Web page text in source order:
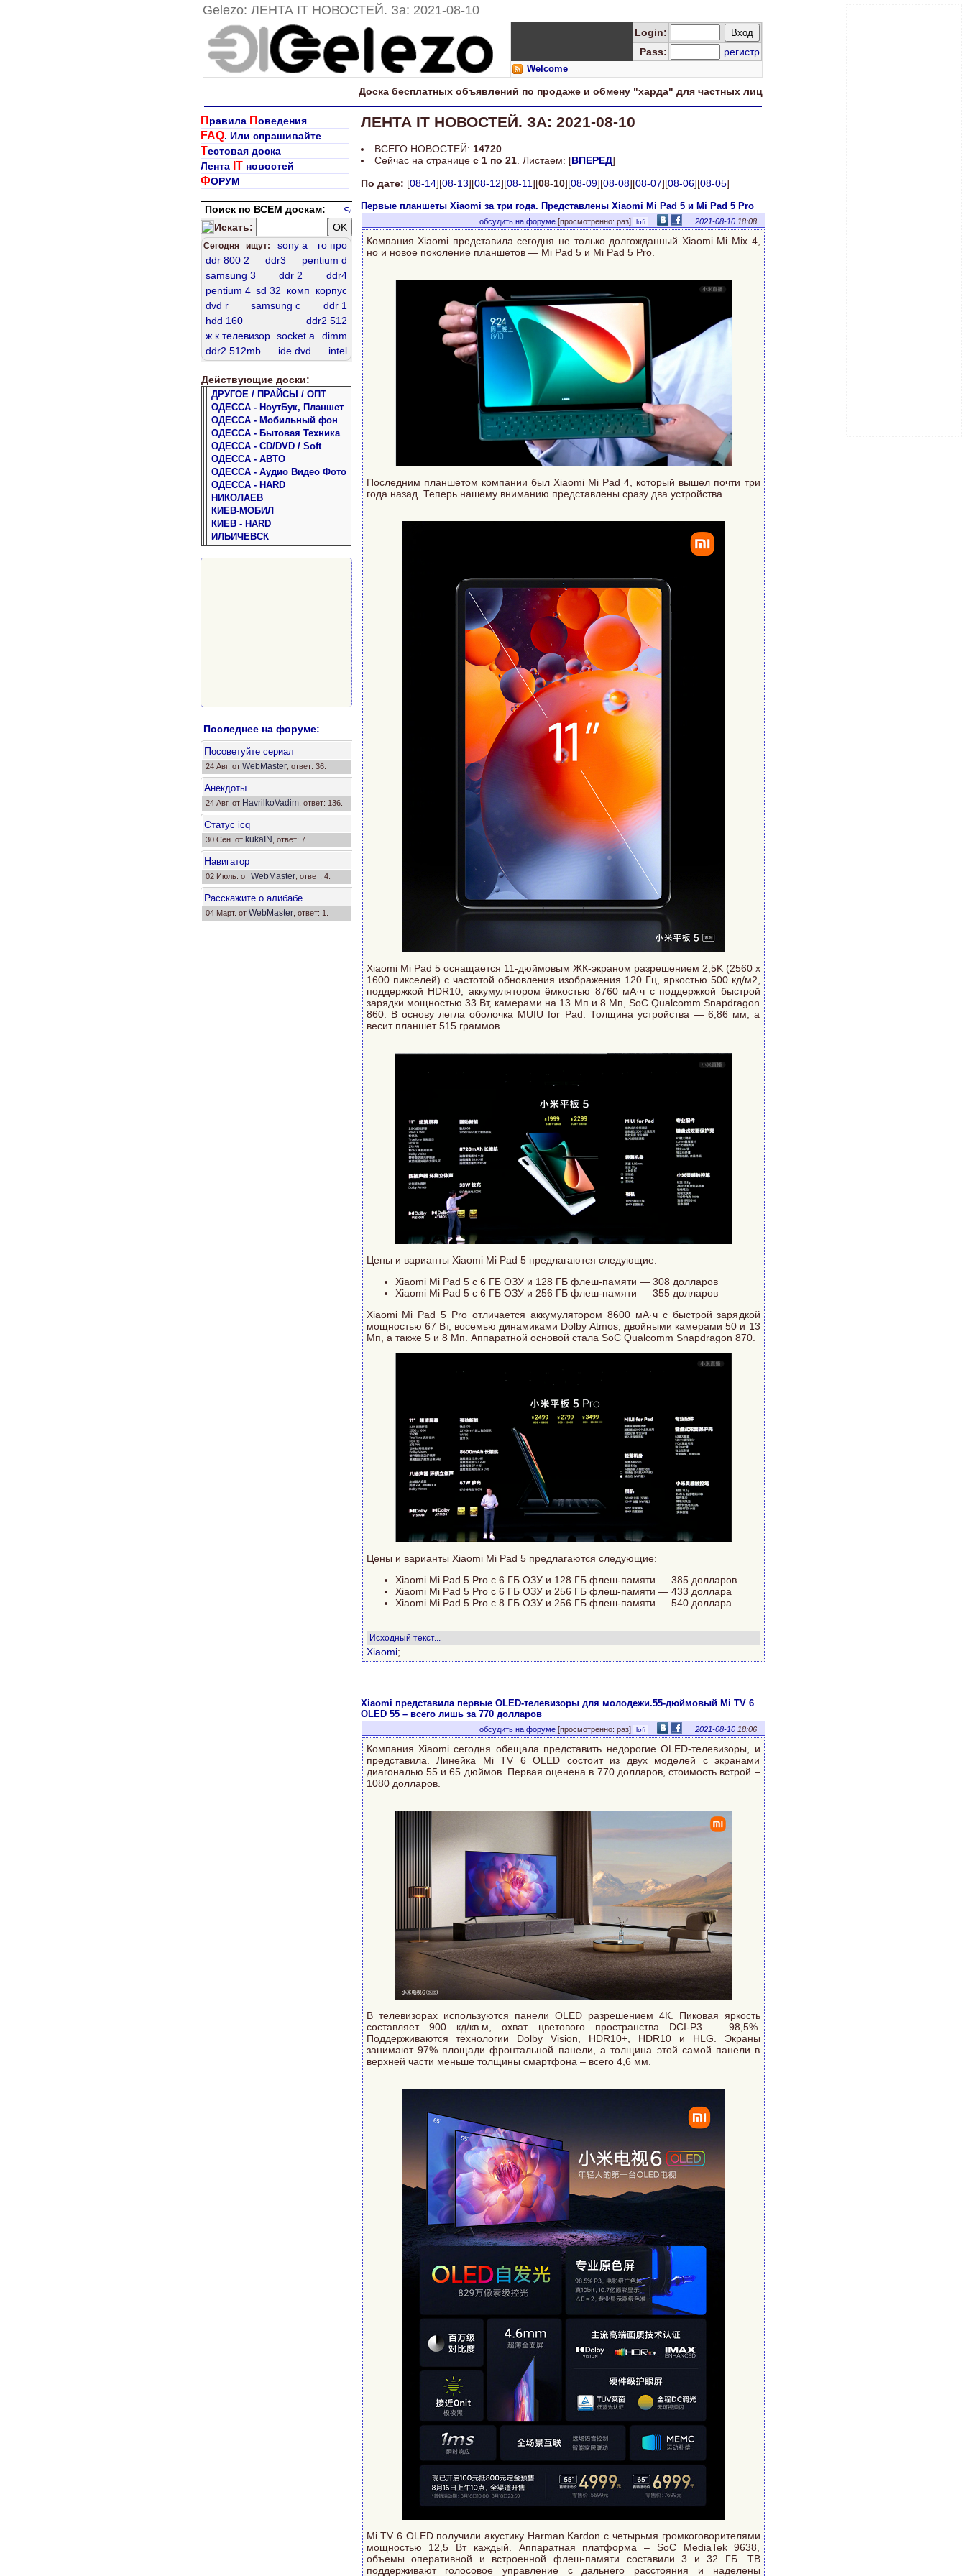
Gelezo: ЛЕНТА IT НОВОСТЕЙ. За: 2021-08-10
Login:
Pass:
регистр
Welcome
Доска бесплатных объявлений по продаже и обмену "харда" для частных лиц
П равила Поведения
FAQ. Или спрашивайте
Тестовая доска
Лента ITновостей
ФОРУМ
Поиск по ВСЕМ доскам:
Искать:
Сегодня ищут: sony a
го про
ddr 800 2
ddr3
pentium d
samsung 3
ddr 2
ddr4
pentium 4 sd 32 комп
корпус
dvd r
samsung c
ddr 1
hdd 160
ddr2 512
ж к телевизор socket а
dimm
ddr2 512mb
ide dvd
intel
core i
ssd 256
pentium 3
ddr2 667
ddr 8gb
ddr3 4gb
ddr 2gb
ddr3 1600
ddr 4
ddr3 8 gb
ddr2 800
g 200
теле жк sata 160
Действующие доски:
ДРУГОЕ / ПРАЙСЫ / ОПТ
ОДЕССА - НоутБук, Планшет
ОДЕССА - Мобильный фон
ОДЕССА - Бытовая Техника
ОДЕССА - CD/DVD / Soft
ОДЕССА - АВТО
ОДЕССА - Аудио Видео Фото
ОДЕССА - HARD
НИКОЛАЕВ
КИЕВ-МОБИЛ
КИЕВ - HARD
ИЛЬИЧЕВСК
Последнее на форуме:
Посоветуйте сериал
24 Авг. от WebMaster, ответ: 36.
Анекдоты
24 Авг. от HavrilkoVadim, ответ: 136.
Статус icq
30 Сен. от kukaIN , ответ: 7.
Навигатор
02 Июль. от WebMaster, ответ: 4.
Расскажите о алибабе
04 Март. от WebMaster, ответ: 1.
ЛЕНТА IT НОВОСТЕЙ. ЗА: 2021-08-10
ВСЕГО НОВОСТЕЙ: 14720.
Сейчас на странице c 1 по 21. Листаем: [ВПЕРЕД]
По дате: [08-14][08-13][08-12][08-11][08-10][08-09][08-08][08-07][08-06][08-05]
Первые планшеты Xiaomi за три года. Представлены Xiaomi Mi Pad 5 и Mi Pad 5 Pro
обсудить на форуме [просмотренно: раз] lofi 2021-08-1018:08
XIAOMI .
Компания Xiaomi представила сегодня не только долгожданный Xiaomi Mi Mix 4,
но и новое поколение планшетов — Mi Pad 5 и Mi Pad 5 Pro.
Последним планшетом компании был Xiaomi Mi Pad 4, который вышел почти три
года назад. Теперь нашему вниманию представлены сразу два устройства.
Xiaomi Mi Pad 5 оснащается 11-дюймовым ЖК-экраном разрешением 2,5K (2560 х
1600 пикселей) с частотой обновления изображения 120 Гц, яркостью 500 кд/м2,
поддержкой HDR10, аккумулятором ёмкостью 8760 мА·ч с поддержкой быстрой
зарядки мощностью 33 Вт, камерами на 13 Мп и 8 Мп, SoC Qualcomm Snapdragon
860. В основу легла оболочка MUIU for Pad. Толщина устройства — 6,86 мм, а
весит планшет 515 граммов.
Цены и варианты Xiaomi Mi Pad 5 предлагаются следующие:
Xiaomi Mi Pad 5 с 6 ГБ ОЗУ и 128 ГБ флеш-памяти — 308 долларов
Xiaomi Mi Pad 5 с 6 ГБ ОЗУ и 256 ГБ флеш-памяти — 355 долларов
Xiaomi Mi Pad 5 Pro отличается аккумулятором 8600 мА·ч с быстрой зарядкой
мощностью 67 Вт, восемью динамиками Dolby Atmos, двойными камерами 50 и 13
Мп, а также 5 и 8 Мп. Аппаратной основой стала SoC Qualcomm Snapdragon 870.
Цены и варианты Xiaomi Mi Pad 5 предлагаются следующие:
Xiaomi Mi Pad 5 Pro с 6 ГБ ОЗУ и 128 ГБ флеш-памяти — 385 долларов
Xiaomi Mi Pad 5 Pro с 6 ГБ ОЗУ и 256 ГБ флеш-памяти — 433 доллара
Xiaomi Mi Pad 5 Pro с 8 ГБ ОЗУ и 256 ГБ флеш-памяти — 540 доллара
Исходный текст...
Xiaomi;
Xiaomi представила первые OLED-телевизоры для молодежи.55-дюймовый Mi TV 6
OLED 55 – всего лишь за 770 долларов
обсудить на форуме [просмотренно: раз] lofi 2021-08-1018:06
XIAOMI .
Компания Xiaomi сегодня обещала представить недорогие OLED-телевизоры, и
представила. Линейка Mi TV 6 OLED состоит из двух моделей с экранами
диагональю 55 и 65 дюймов. Первая оценена в 770 долларов, стоимость встрой –
1080 долларов.
В телевизорах используются панели OLED разрешением 4К. Пиковая яркость
составляет 900 кд/кв.м, охват цветового пространства DCI-P3 – 98,5%.
Поддерживаются технологии Dolby Vision, HDR10+, HDR10 и HLG. Экраны
занимают 97% площади фронтальной панели, а толщина этой самой панели в
верхней части меньше толщины смартфона – всего 4,6 мм.
Mi TV 6 OLED получили акустику Harman Kardon с четырьмя громкоговорителями
мощностью 12,5 Вт каждый. Аппаратная платформа – SoC MediaTek 9638,
объемы оперативной и встроенной флеш-памяти составили 3 и 32 ГБ. ТВ
поддерживают голосовое управление с дальнего расстояния и наделены